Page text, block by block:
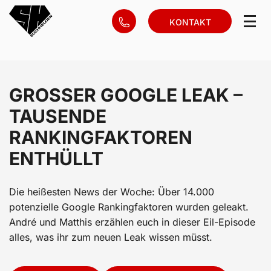
KONTAKT
GROSSER GOOGLE LEAK – T
AUSENDE R
ANKINGFAKTOREN E
NTHÜLLT
Die heißesten News der Woche: Über 14.000
potenzielle Google Rankingfaktoren wurden geleakt.
André und Matthis erzählen euch in dieser Eil-Episode
alles, was ihr zum neuen Leak wissen müsst.